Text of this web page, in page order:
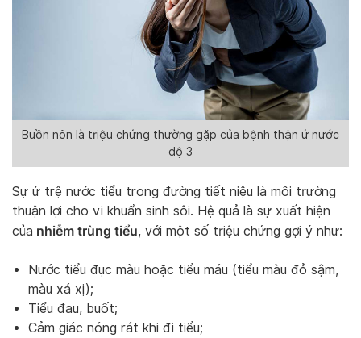
Buồn nôn là triệu chứng thường gặp của bệnh thận ứ nước
độ 3
Sự ứ trệ nước tiểu trong đường tiết niệu là môi trường
thuận lợi cho vi khuẩn sinh sôi. Hệ quả là sự xuất hiện
của nhiễm trùng tiểu, với một số triệu chứng gợi ý như:
Nước tiểu đục màu hoặc tiểu máu (tiểu màu đỏ sậm,
màu xá xị);
Tiểu đau, buốt;
Cảm giác nóng rát khi đi tiểu;